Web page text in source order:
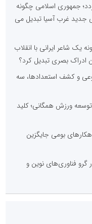
جمهوری اسلامی چگونه
جدید غرب آسیا تبدیل می
یک شاعر ایرانی با انقلاب
ادراک بصری تبدیل کرد؟
و کشف استعدادها، سه
توسعه ورزش همگانی؛ کلید
بومی جایگزین
گرو فناوری‌های نوین و